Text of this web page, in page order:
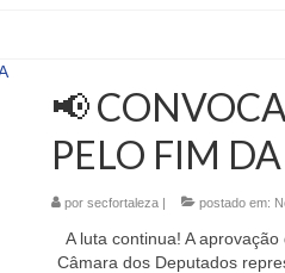
📢
PELO FIM
por secfortaleza| postado em:
A luta continua! A
Câmara dos Deputados